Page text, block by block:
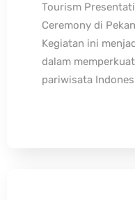
Tourism
Ceremony di
Kegiatan ini
dalam
pariwisata